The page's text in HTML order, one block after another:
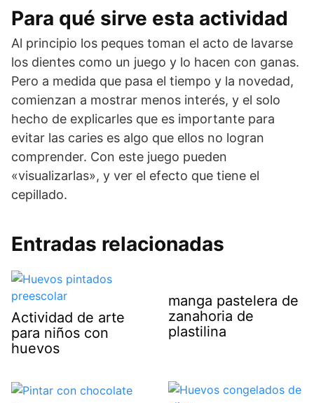
Para qué sirve esta actividad
Al principio los peques toman el acto de lavarse
los dientes como un juego y lo hacen con ganas.
Pero a medida que pasa el tiempo y la novedad,
comienzan a mostrar menos interés, y el solo
hecho de explicarles que es importante para
evitar las caries es algo que ellos no logran
comprender. Con este juego pueden
«visualizarlas», y ver el efecto que tiene el
cepillado.
Entradas relacionadas
Actividad de arte
para niños con
huevos
manga pastelera de
zanahoria de
plastilina